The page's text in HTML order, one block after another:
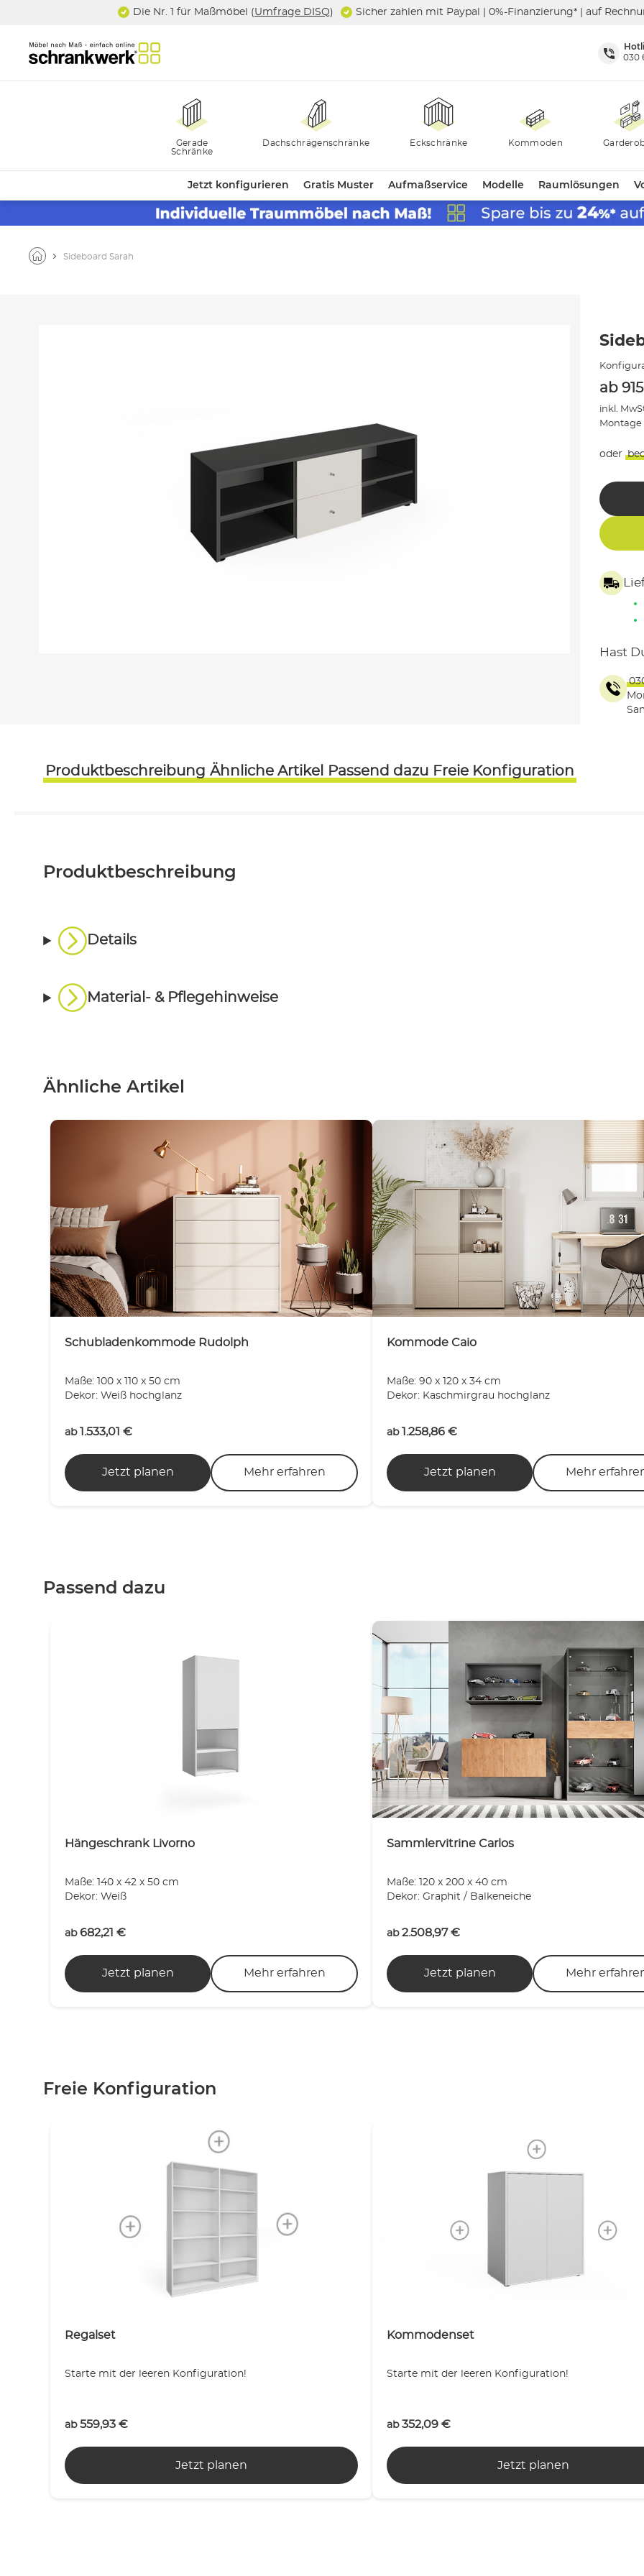
Die Nr. 1 für Maßmöbel (Umfrage DISQ) Sicher zahlen mit Paypal | 0%-Finanzierung* | auf
030
Gerade
Schränke
Dachschrägenschränke Eckschränke Kommoden
Jetzt konfigurieren Gratis Muster Aufmaßservice Modelle Raumlösungen
Sideboard Sarah
ab
inkl.
oder
Hast
Produktbeschreibung Ähnliche Artikel Passend dazu Freie Konfiguration
Produktbeschreibung
Details
Material- & Pflegehinweise
Ähnliche Artikel
Schubladenkommode Rudolph
Maße: 100 x 110 x 50 cm
Dekor: Weiß hochglanz
ab 1.533,01 €
Jetzt planen Mehr erfahren
Kommode Caio
Maße: 90 x 120 x 34 cm
Dekor: Kaschmirgrau hochglanz
ab 1.258,86 €
Jetzt planen Mehr
Passend dazu
Hängeschrank Livorno
Maße: 140 x 42 x 50 cm
Dekor: Weiß
ab 682,21 €
Jetzt planen Mehr erfahren
Sammlervitrine Carlos
Maße: 120 x 200 x 40 cm
Dekor: Graphit / Balkeneiche
ab 2.508,97 €
Jetzt planen Mehr
Freie Konfiguration
Regalset
Starte mit der leeren Konfiguration!
ab 559,93 €
Jetzt planen
Kommodenset
Starte mit der leeren Konfiguration!
ab 352,09 €
Jetzt planen